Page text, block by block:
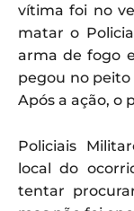
vítima foi no
matar o
arma de fogo
pegou no
Após a ação, o
Policiais
local do
tentar